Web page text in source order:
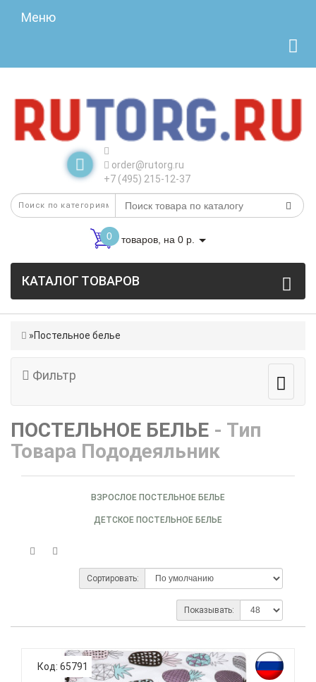
Меню
order@rutorg.ru
+7 (495) 215-12-37
0 товаров, на 0 р.
КАТАЛОГ ТОВАРОВ
Постельное белье
Фильтр
ПОСТЕЛЬНОЕ БЕЛЬЕ - Тип
Товара Пододеяльник
ВЗРОСЛОЕ ПОСТЕЛЬНОЕ БЕЛЬЕ
ДЕТСКОЕ ПОСТЕЛЬНОЕ БЕЛЬЕ
Сортировать:
Показывать:
Код: 65791